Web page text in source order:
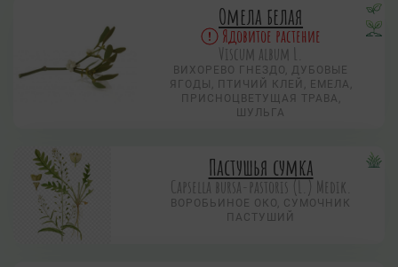
Омела белая
Ядовитое растение
Viscum album L.
ВИХОРЕВО ГНЕЗДО, ДУБОВЫЕ
ЯГОДЫ, ПТИЧИЙ КЛЕЙ, ЕМЕЛА,
ПРИСНОЦВЕТУЩАЯ ТРАВА,
ШУЛЬГА
Пастушья сумка
Capsella bursa-pastoris (L.) Medik.
ВОРОБЬИНОЕ ОКО, CУМОЧНИК
ПАСТУШИЙ